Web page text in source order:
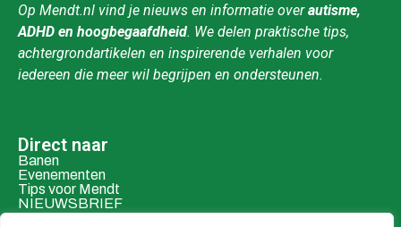
Op Mendt.nl vind je nieuws en informatie overautisme,
ADHD en hoogbegaafdheid. We delen praktische tips,
achtergrondartikelen en inspirerende verhalen voor
iedereen die meer wil begrijpen en ondersteunen.
Direct naar
Banen
Evenementen
Tips voor Mendt
NIEUWSBRIEF